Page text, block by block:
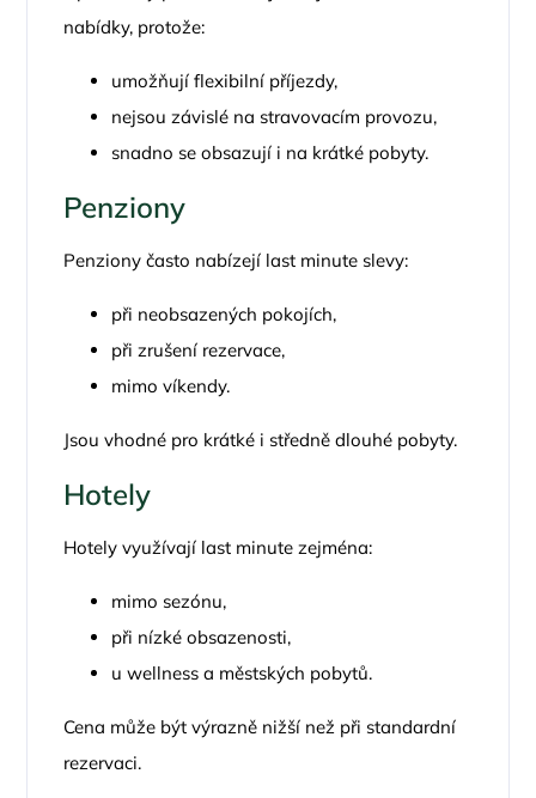
nabídky, protože:
umožňují flexibilní příjezdy,
nejsou závislé na stravovacím provozu,
snadno se obsazují i na krátké pobyty.
Penziony
Penziony často nabízejí last minute slevy:
při neobsazených pokojích,
při zrušení rezervace,
mimo víkendy.
Jsou vhodné pro krátké i středně dlouhé pobyty.
Hotely
Hotely využívají last minute zejména:
mimo sezónu,
při nízké obsazenosti,
u wellness a městských pobytů.
Cena může být výrazně nižší než při standardní
rezervaci.